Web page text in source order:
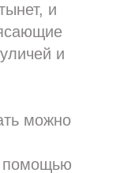
и
и
можно
помощью